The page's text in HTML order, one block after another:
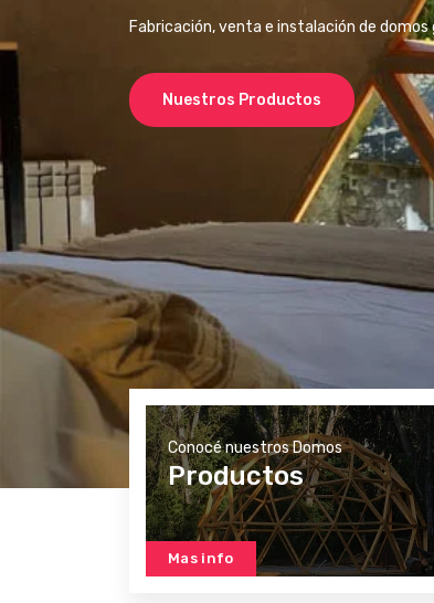
Fabricación, venta e instalación de domos
Nuestros Productos
Conocé nuestros Domos
Productos
Mas info